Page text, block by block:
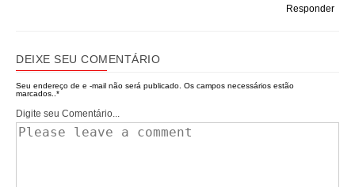
Responder
DEIXE SEU COMENTÁRIO
Seu endereço de e -mail não será publicado. Os campos necessários estão
marcados.. *
Digite seu Comentário...